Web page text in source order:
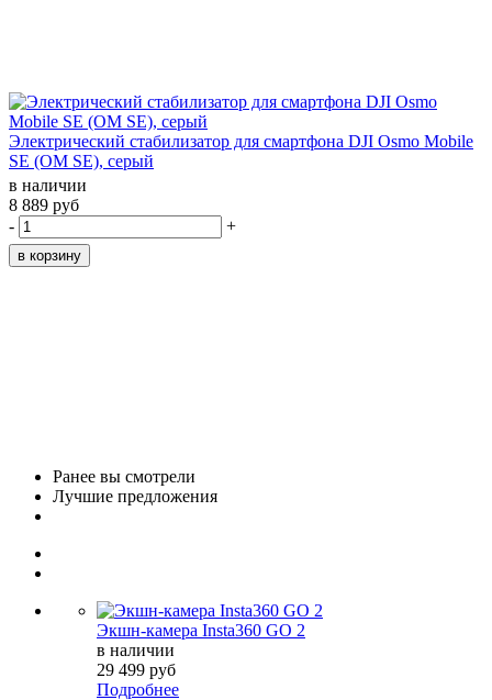
Электрический стабилизатор для смартфона DJI Osmo Mobile
SE (OM SE), серый
в наличии
8 889 руб
-
+
Ранее вы смотрели
Лучшие предложения
Экшн-камера Insta360 GO 2
в наличии
29 499 руб
Подробнее